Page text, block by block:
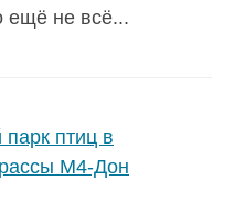
ещё не всё...